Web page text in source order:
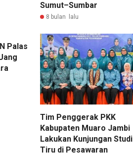
Sumut–Sumbar
8 bulan lalu
Palas
Tim Penggerak PKK
Kabupaten Muaro Jambi
Lakukan Kunjungan Studi
Tiru di Pesawaran